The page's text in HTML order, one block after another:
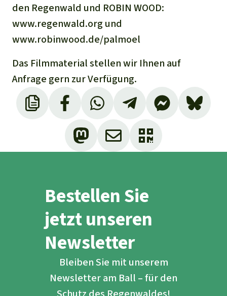
den Regenwald und ROBIN WOOD:
www.regenwald.org und
www.robinwood.de/palmoel
Das Filmmaterial stellen wir Ihnen auf
Anfrage gern zur Verfügung.
Bestellen Sie
jetzt unseren
Newsletter
Bleiben Sie mit unserem
Newsletter am Ball – für den